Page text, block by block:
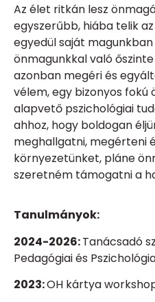
Az élet ritkán lesz
egyszerűbb, hiába telik
egyedül saját
önmagunkkal való
azonban megéri és
vélem, egy bizonyos fokú
alapvető pszichológiai
ahhoz, hogy boldogan
meghallgatni, megérteni
környezetünket, pláne
szeretném támogatni a
Tanulmányok:
2024-2026:Tanácsadó
Pedagógiai és
2023:OH kártya